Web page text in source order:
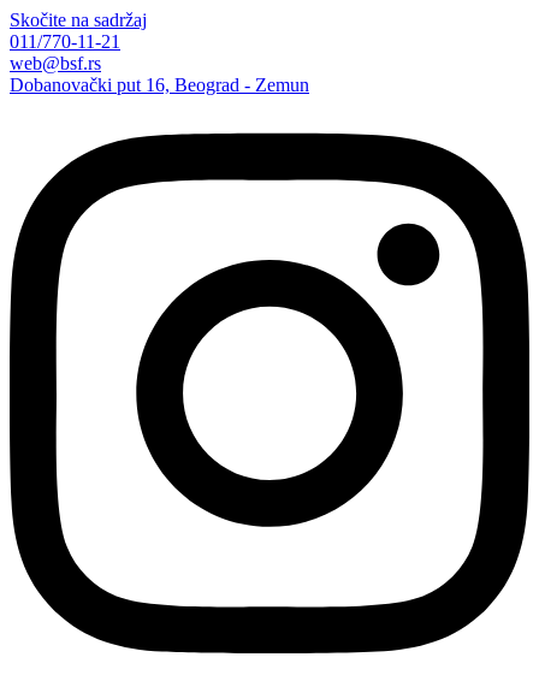
Skočite na sadržaj
011/770-11-21
web@bsf.rs
Dobanovački put 16, Beograd - Zemun